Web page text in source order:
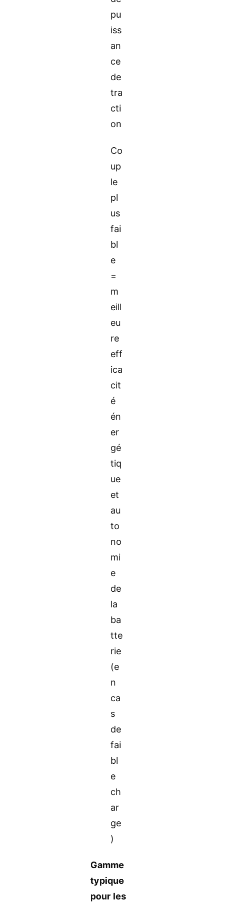
pu
iss
an
ce
de
tra
cti
on
Co
up
le
pl
us
fai
bl
e
=
m
eill
eu
re
eff
ica
cit
é
én
er
gé
tiq
ue
et
au
to
no
mi
e
de
la
ba
tte
rie
(e
n
ca
s
de
fai
bl
e
ch
ar
ge
)
Gamme
typique
pour les